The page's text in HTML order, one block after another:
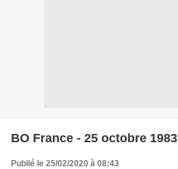
BO France - 25 octobre 1983
Publié le 25/02/2020 à 08:43